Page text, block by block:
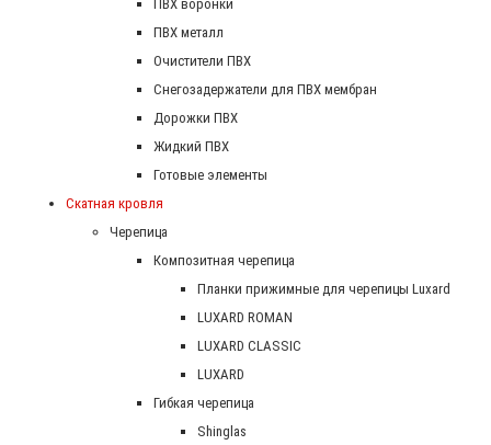
ПВХ воронки
ПВХ металл
Очистители ПВХ
Снегозадержатели для ПВХ мембран
Дорожки ПВХ
Жидкий ПВХ
Готовые элементы
Скатная кровля
Черепица
Композитная черепица
Планки прижимные для черепицы Luxard
LUXARD ROMAN
LUXARD CLASSIC
LUXARD
Гибкая черепица
Shinglas